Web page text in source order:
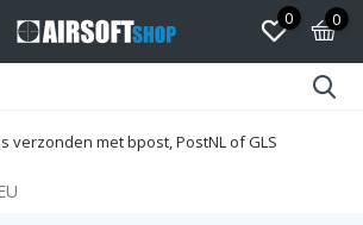
0 0
verzonden met bpost, PostNL of GLS